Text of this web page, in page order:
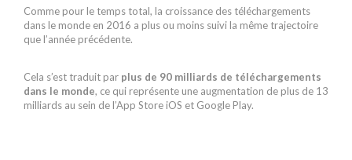
Comme pour le temps total, la croissance des téléchargements
dans le monde en 2016 a plus ou moins suivi la même trajectoire
que l’année précédente.
Cela s’est traduit par plus de 90 milliards de téléchargements
dans le monde, ce qui représente une augmentation de plus de 13
milliards au sein de l’App Store iOS et Google Play.